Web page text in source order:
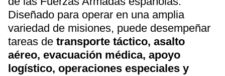
Diseñado para operar en una amplia
variedad de misiones, puede desempeñar
tareas de transporte táctico, asalto
aéreo, evacuación médica, apoyo
logístico, operaciones especiales y